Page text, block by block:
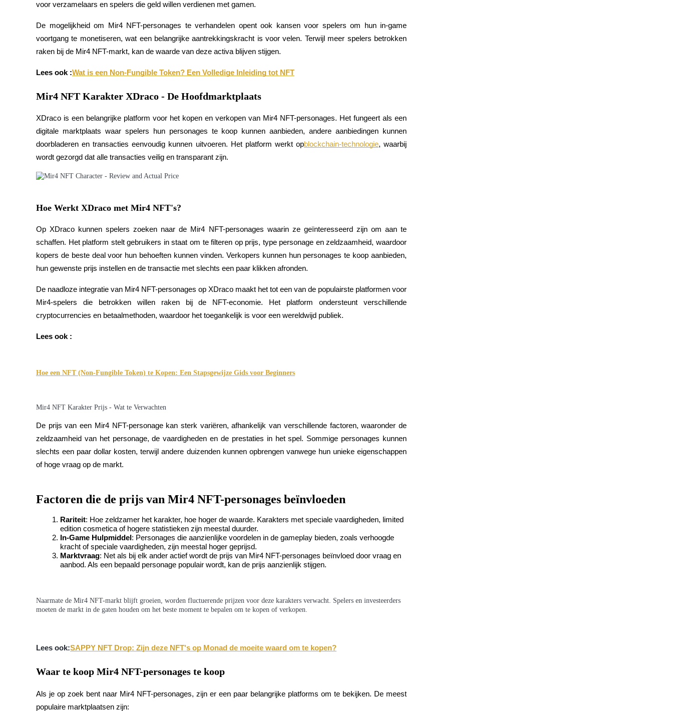
Word een Copy Trader
Big data-analyse inclusief handelsinformatie, enz.
Handelsstrategieën
Leer hoe u winstgevend kunt blijven
Verdien dagelijks competitieve beloningen
voor verzamelaars en spelers die geld willen verdienen met gamen.
De mogelijkheid om Mir4 NFT-personages te verhandelen opent ook kansen voor spelers om hun in-game
voortgang te monetiseren, wat een belangrijke aantrekkingskracht is voor velen. Terwijl meer spelers betrokken
raken bij de Mir4 NFT-markt, kan de waarde van deze activa blijven stijgen.
Lees ook :Wat is een Non-Fungible Token? Een Volledige Inleiding tot NFT
Mir4 NFT Karakter XDraco - De Hoofdmarktplaats
XDraco is een belangrijke platform voor het kopen en verkopen van Mir4 NFT-personages. Het fungeert als een
digitale marktplaats waar spelers hun personages te koop kunnen aanbieden, andere aanbiedingen kunnen
doorbladeren en transacties eenvoudig kunnen uitvoeren. Het platform werkt opblockchain-technologie, waarbij
wordt gezorgd dat alle transacties veilig en transparant zijn.
Hoe Werkt XDraco met Mir4 NFT's?
Op XDraco kunnen spelers zoeken naar de Mir4 NFT-personages waarin ze geïnteresseerd zijn om aan te
schaffen. Het platform stelt gebruikers in staat om te filteren op prijs, type personage en zeldzaamheid, waardoor
kopers de beste deal voor hun behoeften kunnen vinden. Verkopers kunnen hun personages te koop aanbieden,
hun gewenste prijs instellen en de transactie met slechts een paar klikken afronden.
De naadloze integratie van Mir4 NFT-personages op XDraco maakt het tot een van de populairste platformen voor
Mir4-spelers die betrokken willen raken bij de NFT-economie. Het platform ondersteunt verschillende
cryptocurrencies en betaalmethoden, waardoor het toegankelijk is voor een wereldwijd publiek.
Lees ook :
Hoe een NFT (Non-Fungible Token) te Kopen: Een Stapsgewijze Gids voor Beginners
Mir4 NFT Karakter Prijs - Wat te Verwachten
De prijs van een Mir4 NFT-personage kan sterk variëren, afhankelijk van verschillende factoren, waaronder de
zeldzaamheid van het personage, de vaardigheden en de prestaties in het spel. Sommige personages kunnen
slechts een paar dollar kosten, terwijl andere duizenden kunnen opbrengen vanwege hun unieke eigenschappen
of hoge vraag op de markt.
Factoren die de prijs van Mir4 NFT-personages beïnvloeden
Rariteit: Hoe zeldzamer het karakter, hoe hoger de waarde. Karakters met speciale vaardigheden, limited
edition cosmetica of hogere statistieken zijn meestal duurder.
In-Game Hulpmiddel : Personages die aanzienlijke voordelen in de gameplay bieden, zoals verhoogde
kracht of speciale vaardigheden, zijn meestal hoger geprijsd.
Marktvraag: Net als bij elk ander actief wordt de prijs van Mir4 NFT-personages beïnvloed door vraag en
aanbod. Als een bepaald personage populair wordt, kan de prijs aanzienlijk stijgen.
Naarmate de Mir4 NFT-markt blijft groeien, worden fluctuerende prijzen voor deze karakters verwacht. Spelers en investeerders
moeten de markt in de gaten houden om het beste moment te bepalen om te kopen of verkopen.
Lees ook:SAPPY NFT Drop: Zijn deze NFT's op Monad de moeite waard om te kopen?
Waar te koop Mir4 NFT-personages te koop
Als je op zoek bent naar Mir4 NFT-personages, zijn er een paar belangrijke platforms om te bekijken. De meest
populaire marktplaatsen zijn: